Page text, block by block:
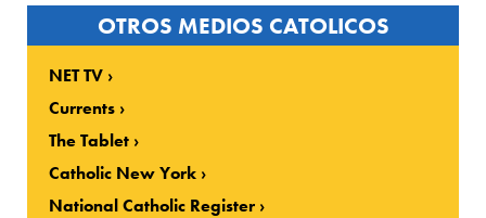
OTROS MEDIOS CATOLICOS
NET TV
Currents
The Tablet
Catholic New York
National Catholic Register